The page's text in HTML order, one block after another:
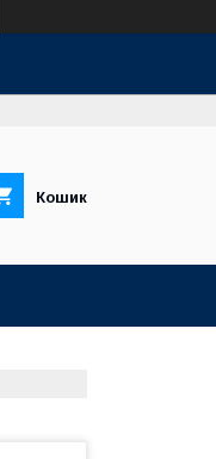
Кошик